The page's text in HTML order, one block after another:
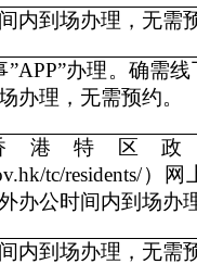
内到场办理，无需
”APP”办理。确需
办理，无需预约。
港特区政
tc/residents/）
办公时间内到场办
内到场办理，无需